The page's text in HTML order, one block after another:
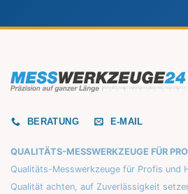
BERATUNG E-MAIL
QUALITÄTS-MESSWERKZEUGE FÜR
Qualitäts-Messwerkzeuge für Profis und
Qualität achten, auf Zuverlässigkeit